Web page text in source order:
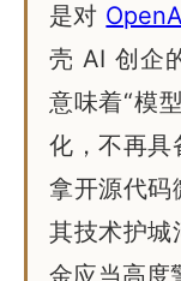
是对
壳 AI 创企
意味着“模
化，不再具
拿开源代码
其技术护城
金应当高度